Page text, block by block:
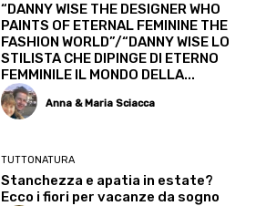
“DANNY WISE THE DESIGNER WHO
PAINTS OF ETERNAL FEMININE THE
FASHION WORLD”/“DANNY WISE LO
STILISTA CHE DIPINGE DI ETERNO
FEMMINILE IL MONDO DELLA...
Anna & Maria Sciacca
TUTTONATURA
Stanchezza e apatia in estate?
Ecco i fiori per vacanze da sogno